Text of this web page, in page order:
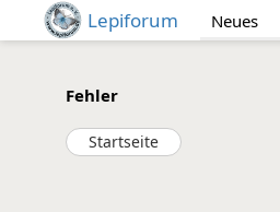
Lepiforum Neues
Fehler
Startseite